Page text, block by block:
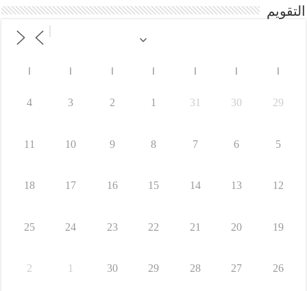
التقويم
29
30
31
1
2
3
4
5
6
7
8
9
10
11
12
13
14
15
16
17
18
19
20
21
22
23
24
25
26
27
28
29
30
1
2